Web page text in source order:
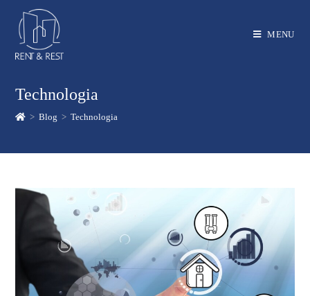
MENU
Technologia
> Blog > Technologia